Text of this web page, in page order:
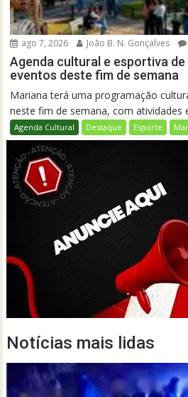
ago 7, 2026 João B. N. Gonçalves
Agenda cultural e esportiva
eventos deste fim de semana
Mariana terá uma programação
neste fim de semana, com atividades
Agenda Cultural Destaque Esporte
Notícias mais lidas